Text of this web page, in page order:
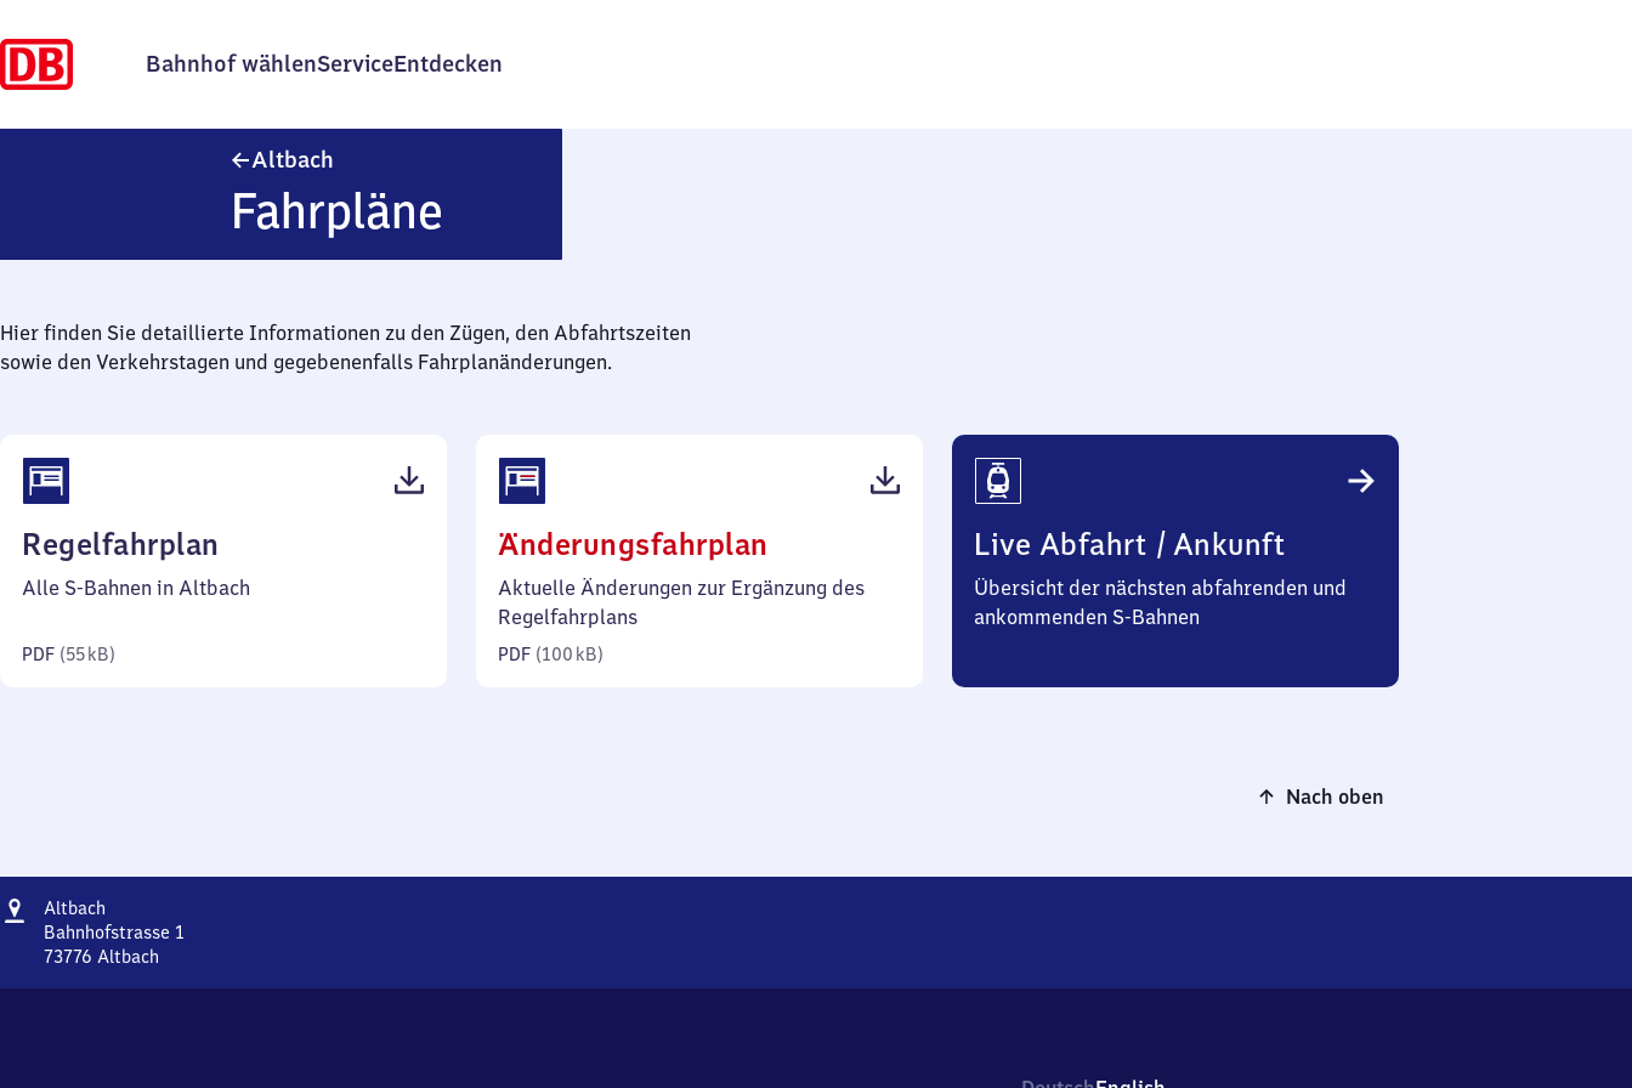
Bahnhof wählenServiceEntdecken
Altbach
Fahrpläne
Hier finden Sie detaillierte Informationen zu den Zügen, den Abfahrtszeiten
sowie den Verkehrstagen und gegebenenfalls Fahrplanänderungen.
Regelfahrplan
55
Alle S-Bahnen in Altbach
PDF (55 kB)
Änderungsfahrplan
100
Aktuelle Änderungen zur Ergänzung des
Regelfahrplans
PDF (100 kB)
Live Abfahrt / Ankunft
Übersicht der nächsten abfahrenden und
ankommenden S-Bahnen
Nach oben
Adresse
Altbach
Bahnhofstrasse 1
73776 Altbach